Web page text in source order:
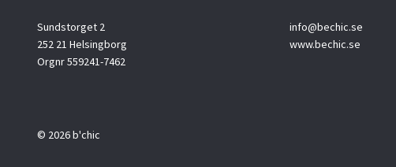
Sundstorget 2
252 21 Helsingborg
Orgnr 559241-7462
info@bechic.se
www.bechic.se
© 2026 b'chic